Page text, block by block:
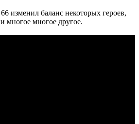
изменил баланс некоторых героев,
многое многое другое.